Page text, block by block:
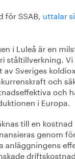
för SSAB, uttalar
i Luleå är en
ståltillverkning.
av Sveriges
och
och
i Europa.
till en
genom
anläggningens